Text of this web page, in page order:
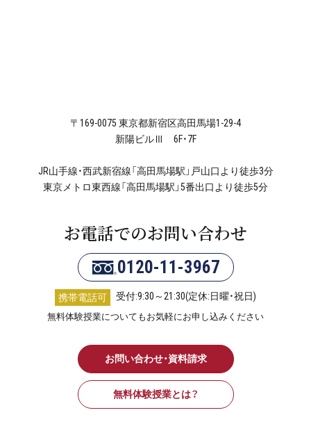
〒169-0075 東京都新宿区高田馬場1-29-4
新陽ビルⅢ 6F・7F
JR山手線・西武新宿線「高田馬場駅」戸山口より徒歩3分
東京メトロ東西線「高田馬場駅」5番出口より徒歩5分
お電話でのお問い合わせ
0120-11-3967
携帯電話可 受付:9:30～21:30(定休:日曜・祝日)
無料体験授業についてもお気軽にお申し込みください
お問い合わせ・資料請求
無料体験授業とは？